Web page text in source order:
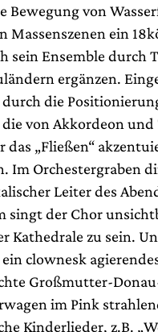
Bewegung von
Massenszenen ein
sein Ensemble durch
ergänzen.
die
von Akkordeon
das „Fließen“
Im Orchestergraben
Leiter des
singt der Chor
Kathedrale zu sein.
clownesk
Großmutter-
im Pink
Kinderlieder, z.B.